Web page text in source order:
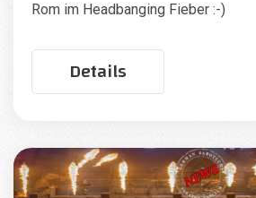
Rom im Headbanging Fieber :-)
Details